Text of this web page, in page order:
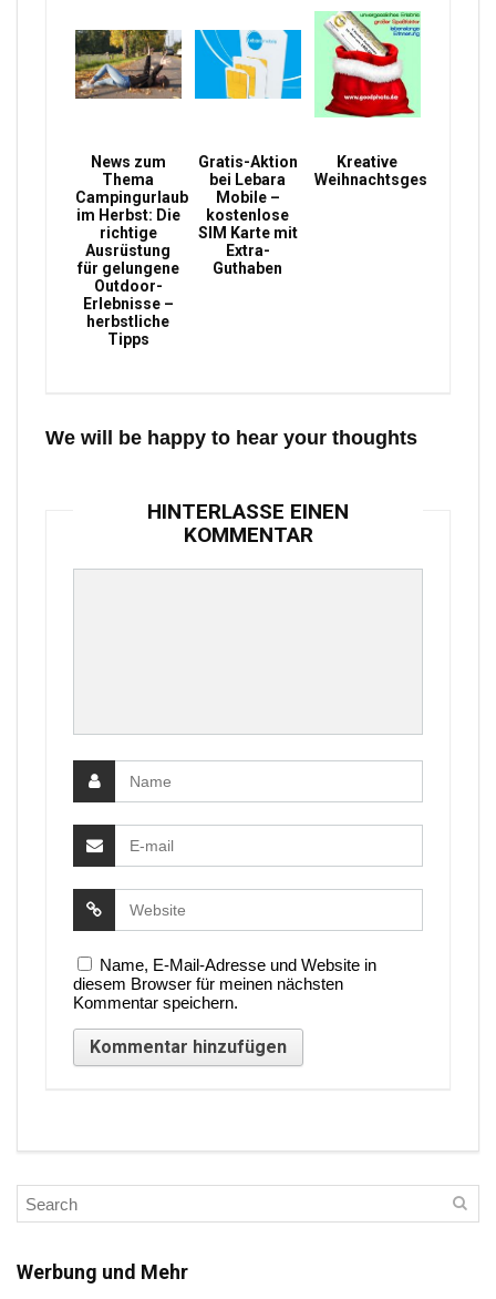
News zum
Thema
Campingurlaub
im Herbst: Die
richtige
Ausrüstung
für gelungene
Outdoor-
Erlebnisse –
herbstliche
Tipps
Gratis-Aktion
bei Lebara
Mobile –
kostenlose
SIM Karte mit
Extra-
Guthaben
Kreative
Weihnachtsgeschenke
We will be happy to hear your thoughts
HINTERLASSE EINEN
KOMMENTAR
Name, E-Mail-Adresse und Website in
diesem Browser für meinen nächsten
Kommentar speichern.
Werbung und Mehr